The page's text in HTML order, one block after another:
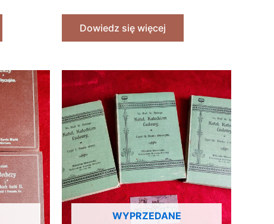
Dowiedz się więcej
WYPRZEDANE